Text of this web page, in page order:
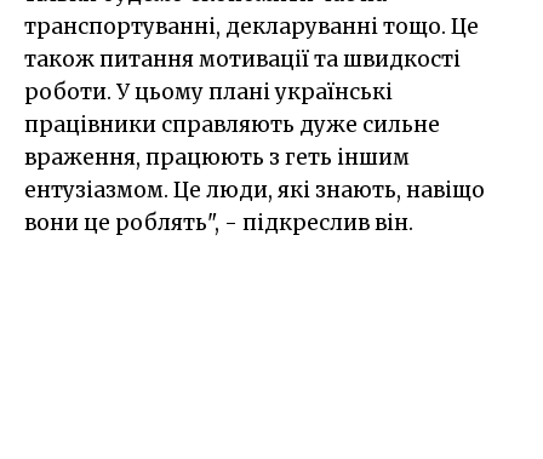
транспортуванні, декларуванні тощо. Це
також питання мотивації та швидкості
роботи. У цьому плані українські
працівники справляють дуже сильне
враження, працюють з геть іншим
ентузіазмом. Це люди, які знають, навіщо
вони це роблять", - підкреслив він.